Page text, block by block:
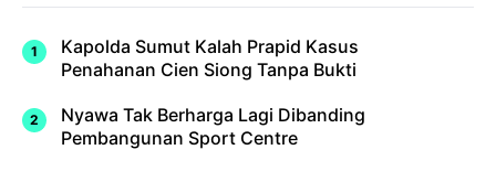
Kapolda Sumut Kalah Prapid Kasus
Penahanan Cien Siong Tanpa Bukti
Nyawa Tak Berharga Lagi Dibanding
Pembangunan Sport Centre